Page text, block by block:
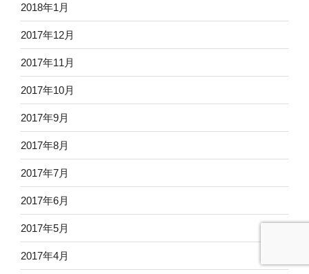
2018年1月
2017年12月
2017年11月
2017年10月
2017年9月
2017年8月
2017年7月
2017年6月
2017年5月
2017年4月